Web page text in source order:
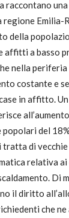
raccontano
regione Emilia-
della
affitti a basso
nella
costante e
in affitto.
popolari del
tratta di
relativa
Di
il diritto
che